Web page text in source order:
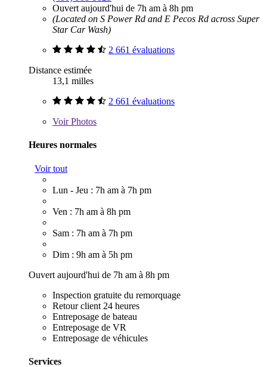
Ouvert aujourd'hui de 7h am à 8h pm
(Located on S Power Rd and E Pecos Rd across Super
Star Car Wash)
2 661 évaluations
Distance estimée
13,1 milles
2 661 évaluations
VoirPhotos
Heures normales
Voir tout
Lun - Jeu : 7h am à 7h pm
Ven : 7h am à 8h pm
Sam : 7h am à 7h pm
Dim : 9h am à 5h pm
Ouvert aujourd'hui de 7h am à 8h pm
Inspection gratuite du remorquage
Retour client 24 heures
Entreposage de bateau
Entreposage de VR
Entreposage de véhicules
Services